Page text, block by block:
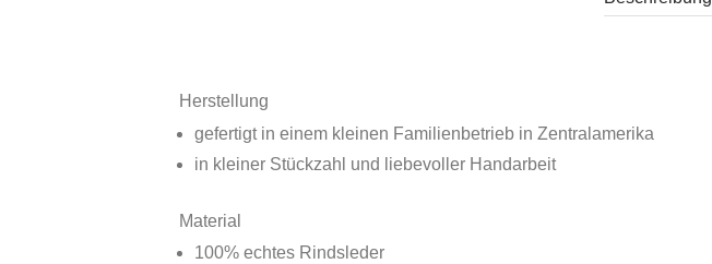
Herstellung
gefertigt in einem kleinen Familienbetrieb in Zentralamerika
in kleiner Stückzahl und liebevoller Handarbeit
Material
100% echtes Rindsleder